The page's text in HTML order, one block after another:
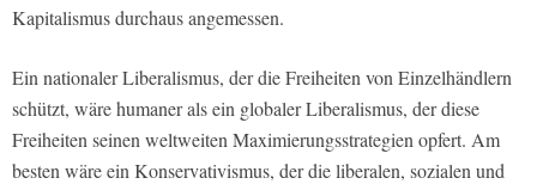
Kapitalismus durchaus angemessen.
Ein nationaler Liberalismus, der die Freiheiten von Einzelhändlern
schützt, wäre humaner als ein globaler Liberalismus, der diese
Freiheiten seinen weltweiten Maximierungsstrategien opfert. Am
besten wäre ein Konservativismus, der die liberalen, sozialen und